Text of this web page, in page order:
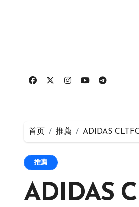
首页 推薦 ADIDAS
推薦
ADIDAS